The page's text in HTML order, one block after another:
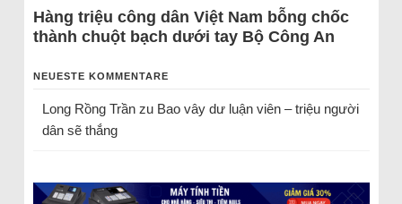
Hàng triệu công dân Việt Nam bỗng chốc
thành chuột bạch dưới tay Bộ Công An
NEUESTE KOMMENTARE
Long Rồng Trầnzu Bao vây dư luận viên – triệu người
dân sẽ thắng